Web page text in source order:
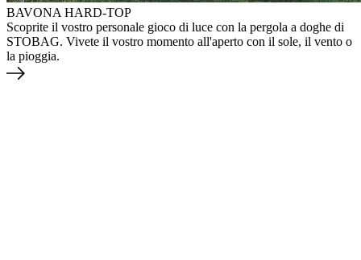
BAVONA HARD-TOP
Scoprite il vostro personale gioco di luce con la pergola a doghe di
STOBAG. Vivete il vostro momento all'aperto con il sole, il vento o
la pioggia.